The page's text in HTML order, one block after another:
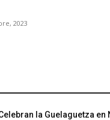
2023
la Guelaguetza en